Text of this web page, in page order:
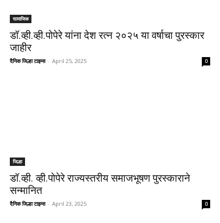
सामाजिक
डॉ.व्ही.व्ही.पोपेरे यांना देश रत्न २०२५ या वर्षाचा पुरस्कार
जाहीर
दैनिक जिल्हा टाइम्स - April 25, 2025 0
जिल्हा
डॉ.व्ही. व्ही.पोपेरे राज्यस्तरीय समाजभूषण पुरस्काराने
सन्मानित
दैनिक जिल्हा टाइम्स - April 23, 2025 0